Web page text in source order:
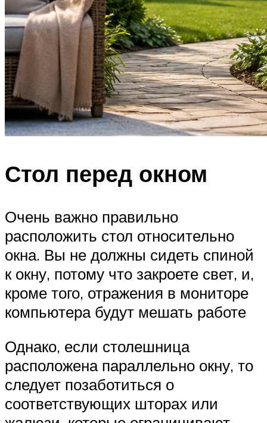
Стол перед окном
Очень важно правильно
расположить стол относительно
окна. Вы не должны сидеть спиной
к окну, потому что закроете свет, и,
кроме того, отражения в мониторе
компьютера будут мешать работе
Однако, если столешница
расположена параллельно окну, то
следует позаботиться о
соответствующих шторах или